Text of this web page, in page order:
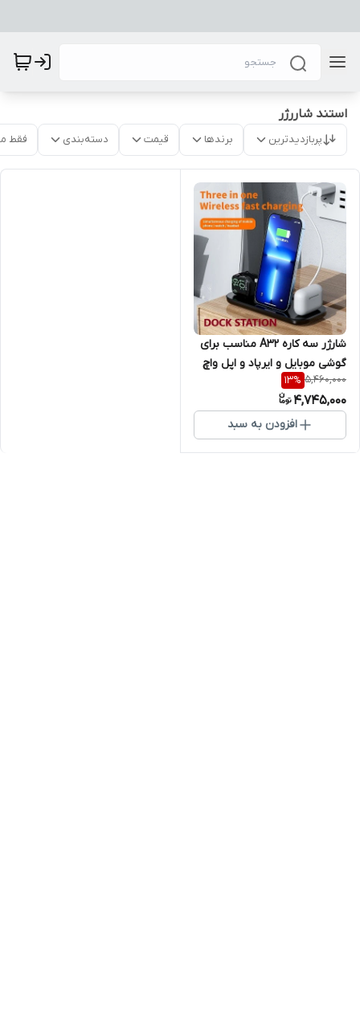
استند شاررژر
پربازدیدترین برندها قیمت دسته‌بندی فقط
شارژر سه کاره A32 مناسب برای
گوشی موبایل و ایرپاد و اپل واچ
اپل
5,460,000
13%
4,745,000
افزودن به سبد